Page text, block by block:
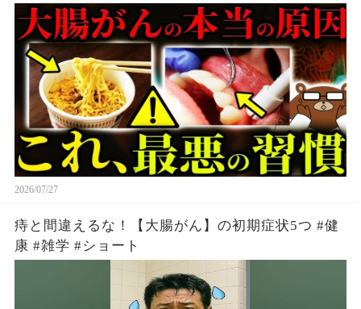
故、大腸がんが多いのか。毎日食べている「ア
レ」が原因だった。まさかの「歯周病」がリスク
だった？医師が完全解説。
2026/07/27
痔と間違えるな！【大腸がん】の初期症状5つ #健
康 #雑学 #ショート